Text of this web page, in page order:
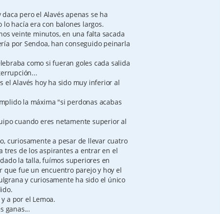
pero el Alavés apenas se ha
hacía era con balones largos.
veinte minutos, en una falta sacada
por Sendoa, han conseguido peinarla
como si fueran goles cada salida
el Alavés hoy ha sido muy inferior al
la máxima "si perdonas acabas
cuando eres netamente superior al
curiosamente a pesar de llevar cuatro
tres de los aspirantes a entrar en el
la talla, fuímos superiores en
que fue un encuentro parejo y hoy el
y curiosamente ha sido el único
a por el Lemoa.
ganas...